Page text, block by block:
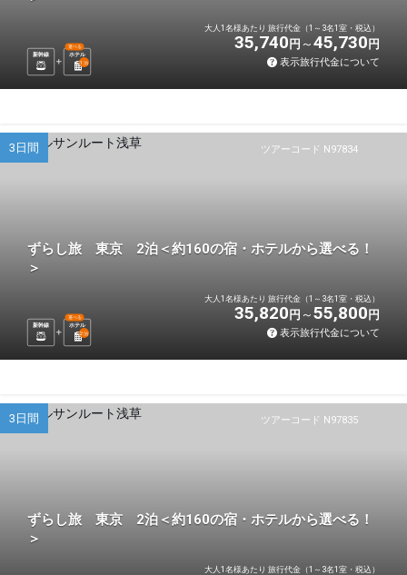
新幹線 ホテル
選べる
1 泊
大人1名様あたり 旅行代金（1～3名1室・税込）
35,740 円 45,730 円
表示旅行代金について
ツアーコード N97834
3日間
ずらし旅 東京 2泊＜約160の宿・ホテルから選べる！
＞
新幹線 ホテル
選べる
2泊
大人1名様あたり 旅行代金（1～3名1室・税込）
35,820 円 55,800 円
表示旅行代金について
ツアーコード N97835
3日間
ずらし旅 東京 2泊＜約160の宿・ホテルから選べる！
＞
大人1名様あたり 旅行代金（1～3名1室・税込）